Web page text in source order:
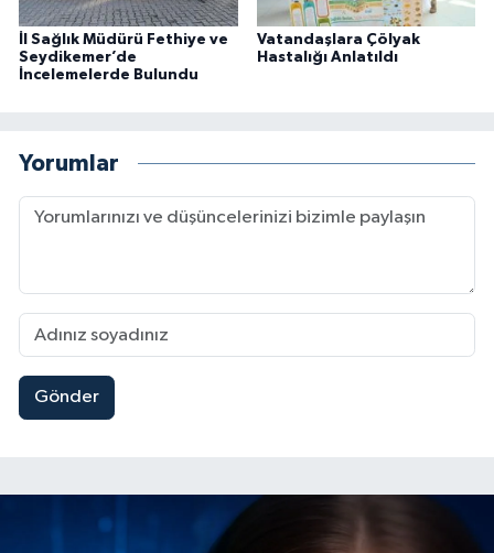
İl Sağlık Müdürü Fethiye ve
Seydikemer’de
İncelemelerde Bulundu
Vatandaşlara Çölyak
Hastalığı Anlatıldı
Yorumlar
Gönder